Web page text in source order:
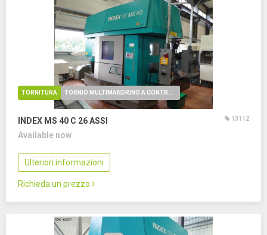
TORNITURA
INDEX MS 40 C 26 ASSI 13112
Available now
Ulteriori informazioni
Richieda un prezzo